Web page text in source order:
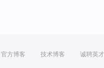
官方博客 技术博客 诚聘英才